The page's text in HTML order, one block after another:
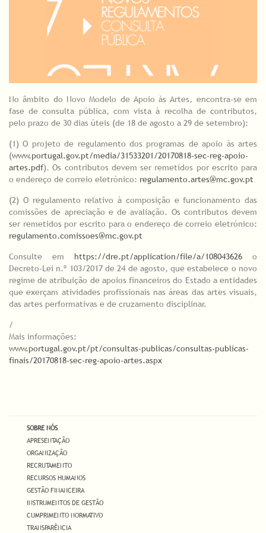
No âmbito do Novo Modelo de Apoio às Artes, encontra-se em
fase de consulta pública, com vista à recolha de contributos,
pelo prazo de 30 dias úteis (de 18 de agosto a 29 de setembro):
(1) O projeto de regulamento dos programas de apoio às artes
(www.portugal.gov.pt/media/31533201/20170818-sec-reg-apoio-
artes.pdf). Os contributos devem ser remetidos por escrito para
o endereço de correio eletrónico: regulamento.artes@mc.gov.pt
(2) O regulamento relativo à composição e funcionamento das
comissões de apreciação e de avaliação. Os contributos devem
ser remetidos por escrito para o endereço de correio eletrónico:
regulamento.comissoes@mc.gov.pt
Consulte em https://dre.pt/application/file/a/108043626 o
Decreto-Lei n.º 103/2017 de 24 de agosto, que estabelece o novo
regime de atribuição de apoios financeiros do Estado a entidades
que exerçam atividades profissionais nas áreas das artes visuais,
das artes performativas e de cruzamento disciplinar.
/
Mais informações:
www.portugal.gov.pt/pt/consultas-publicas/consultas-publicas-
finais/20170818-sec-reg-apoio-artes.aspx
SOBRE NÓS
APRESENTAÇÃO
ORGANIZAÇÃO
RECRUTAMENTO
RECURSOS HUMANOS
GESTÃO FINANCEIRA
INSTRUMENTOS DE GESTÃO
CUMPRIMENTO NORMATIVO
TRANSPARÊNCIA